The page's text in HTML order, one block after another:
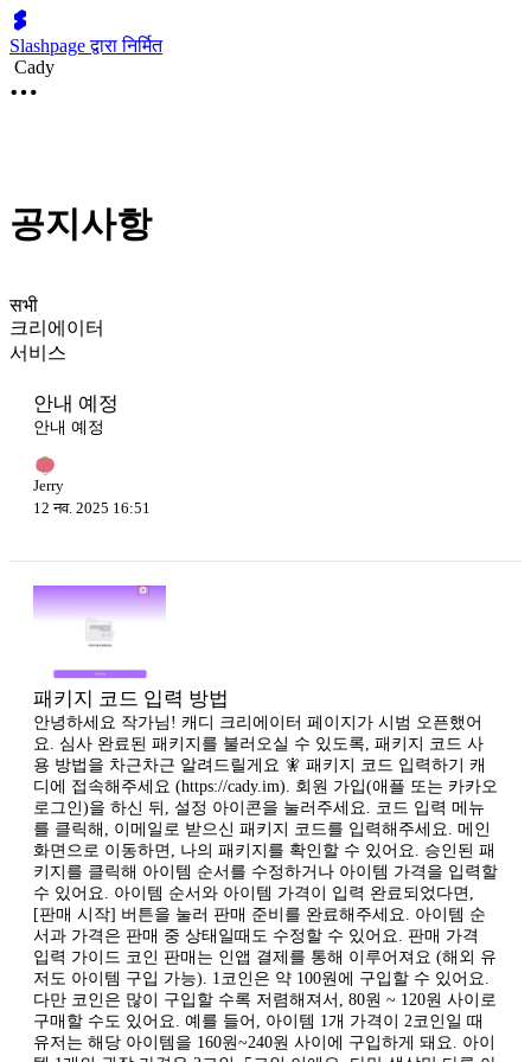
Slashpage द्वारा निर्मित
Cady
공지사항
सभी
크리에이터
서비스
안내 예정
안내 예정
Jerry
12 नव. 2025 16:51
패키지 코드 입력 방법
안녕하세요 작가님! 캐디 크리에이터 페이지가 시범 오픈했어
요. 심사 완료된 패키지를 불러오실 수 있도록, 패키지 코드 사
용 방법을 차근차근 알려드릴게요 🧚 패키지 코드 입력하기 캐
디에 접속해주세요 (https://cady.im). 회원 가입(애플 또는 카카오
로그인)을 하신 뒤, 설정 아이콘을 눌러주세요. 코드 입력 메뉴
를 클릭해, 이메일로 받으신 패키지 코드를 입력해주세요. 메인
화면으로 이동하면, 나의 패키지를 확인할 수 있어요. 승인된 패
키지를 클릭해 아이템 순서를 수정하거나 아이템 가격을 입력할
수 있어요. 아이템 순서와 아이템 가격이 입력 완료되었다면,
[판매 시작] 버튼을 눌러 판매 준비를 완료해주세요. 아이템 순
서과 가격은 판매 중 상태일때도 수정할 수 있어요. 판매 가격
입력 가이드 코인 판매는 인앱 결제를 통해 이루어져요 (해외 유
저도 아이템 구입 가능). 1코인은 약 100원에 구입할 수 있어요.
다만 코인은 많이 구입할 수록 저렴해져서, 80원 ~ 120원 사이로
구매할 수도 있어요. 예를 들어, 아이템 1개 가격이 2코인일 때
유저는 해당 아이템을 160원~240원 사이에 구입하게 돼요. 아이